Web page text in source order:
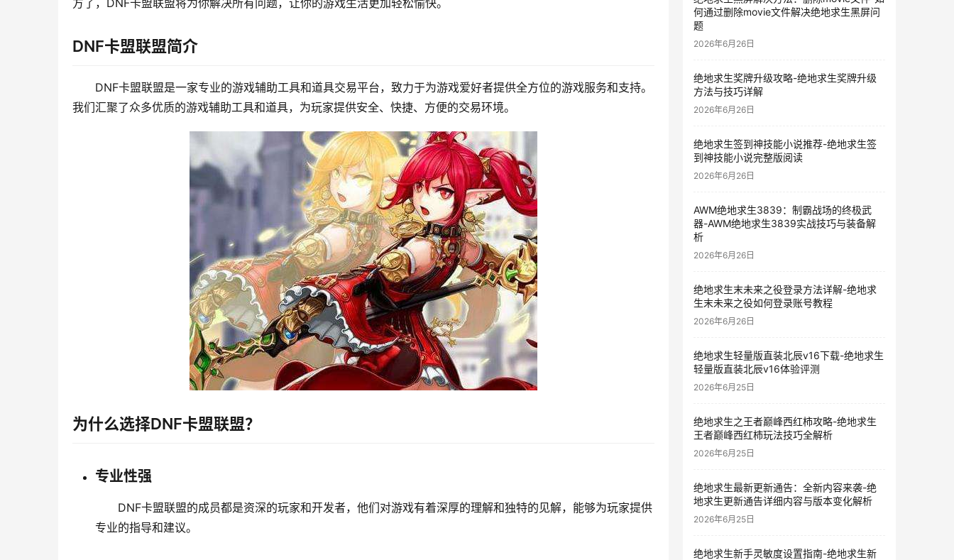
方了，DNF卡盟联盟将为你解决所有问题，让你的游戏生活更加轻松愉快。
DNF卡盟联盟简介
DNF卡盟联盟是一家专业的游戏辅助工具和道具交易平台，致力于为游戏爱好者提供全方位的游戏服务和支持。
我们汇聚了众多优质的游戏辅助工具和道具，为玩家提供安全、快捷、方便的交易环境。
为什么选择DNF卡盟联盟？
专业性强
DNF卡盟联盟的成员都是资深的玩家和开发者，他们对游戏有着深厚的理解和独特的见解，能够为玩家提供
专业的指导和建议。
何通过删除movie文件解决绝地求生黑屏问
题
2026年6月26日
绝地求生奖牌升级攻略-绝地求生奖牌升级
方法与技巧详解
2026年6月26日
绝地求生签到神技能小说推荐-绝地求生签
到神技能小说完整版阅读
2026年6月26日
AWM绝地求生3839：制霸战场的终极武
器-AWM绝地求生3839实战技巧与装备解
析
2026年6月26日
绝地求生末未来之役登录方法详解-绝地求
生末未来之役如何登录账号教程
2026年6月26日
绝地求生轻量版直装北辰v16下载-绝地求生
轻量版直装北辰v16体验评测
2026年6月25日
绝地求生之王者巅峰西红柿攻略-绝地求生
王者巅峰西红柿玩法技巧全解析
2026年6月25日
绝地求生最新更新通告：全新内容来袭-绝
地求生更新通告详细内容与版本变化解析
2026年6月25日
绝地求生新手灵敏度设置指南-绝地求生新